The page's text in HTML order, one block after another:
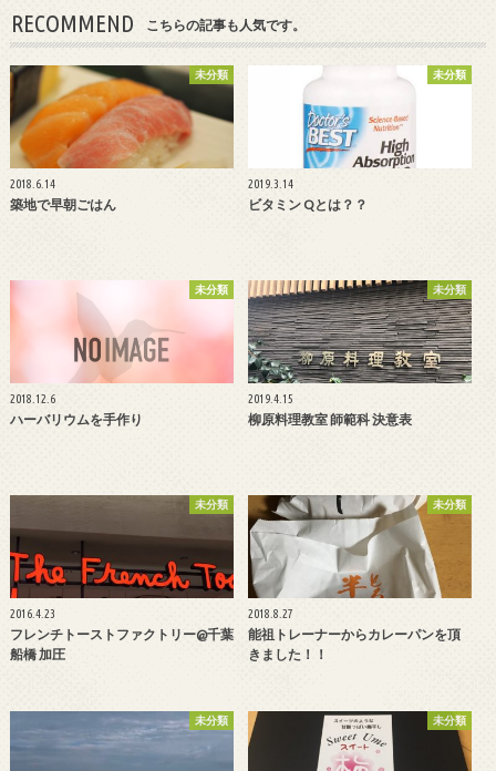
RECOMMEND こちらの記事も人気です。
未分類
2018.6.14
築地で早朝ごはん
未分類
2019.3.14
ビタミン Qとは？？
未分類
2018.12.6
ハーバリウムを手作り
未分類
2019.4.15
柳原料理教室 師範科 決意表
未分類
2016.4.23
フレンチトーストファクトリー@千葉
船橋 加圧
未分類
2018.8.27
能祖トレーナーからカレーパンを頂
きました！！
未分類 未分類